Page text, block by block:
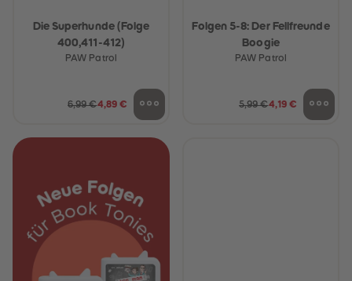
Die Superhunde (Folge
400,411-412)
PAW Patrol
6,99 €4,89 €
Folgen 5-8: Der Fellfreunde
Boogie
PAW Patrol
5,99 €4,19 €